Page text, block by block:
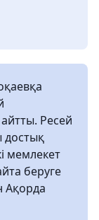
Ресей
достық
мемлекет
беруге
Ақорда